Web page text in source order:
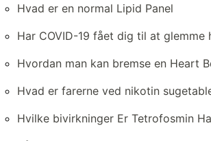
Hvad er en normal Lipid Panel
Har COVID-19 fået dig til at glemme
Hvordan man kan bremse en Heart
Hvad er farerne ved nikotin
Hvilke bivirkninger Er Tetrofosmin